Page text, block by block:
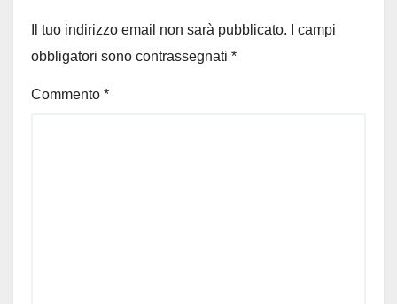
Il tuo indirizzo email non sarà pubblicato.
I campi
obbligatori sono contrassegnati *
Commento *